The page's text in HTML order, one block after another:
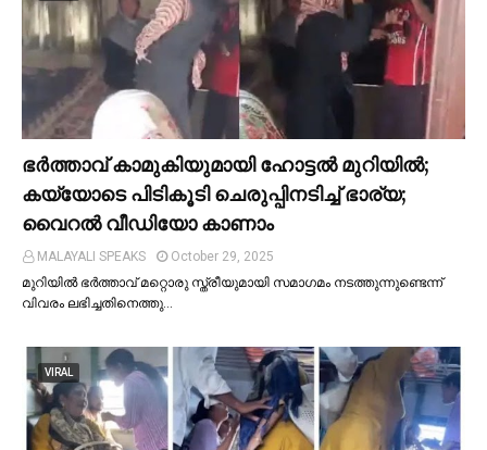
ഭര്‍ത്താവ് കാമുകിയുമായി ഹോട്ടല്‍ മുറിയില്‍;
കയ്യോടെ പിടികൂടി ചെരുപ്പിനടിച്ച്‌ ഭാര്യ;
വൈറൽ വീഡിയോ കാണാം
MALAYALI SPEAKS
October 29, 2025
മുറിയില്‍ ഭർത്താവ് മറ്റൊരു സ്ത്രീയുമായി സമാഗമം നടത്തുന്നുണ്ടെന്ന്
വിവരം ലഭിച്ചതിനെത്തു…
VIRAL